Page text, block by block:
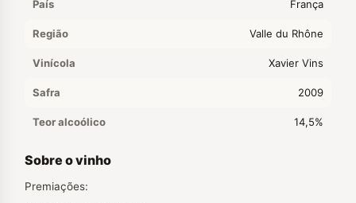
País França
Região Valle du Rhône
Vinícola Xavier Vins
Safra 2009
Teor alcoólico 14,5%
Sobre o vinho
Premiações: